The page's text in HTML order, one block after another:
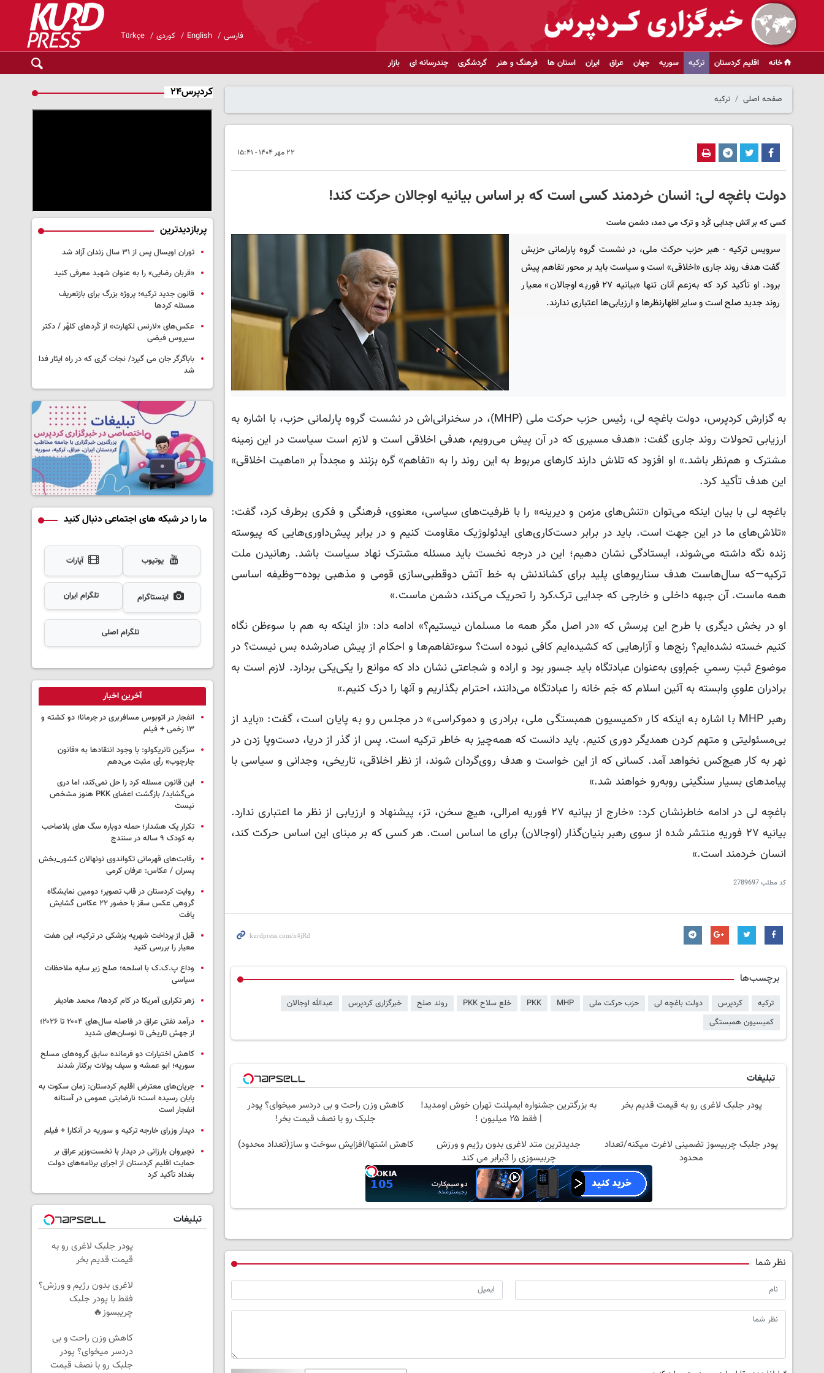
فارسی English کوردی Türkçe
خانه اقلیم کردستان ترکیه سوریه جهان عراق ایران استان ها فرهنگ و هنر گردشگری چندرسانه ای بازار
صفحه اصلی ترکیه
۲۲ مهر ۱۴۰۴ - ۱۵:۴۱
دولت باغچه لی: انسان خردمند کسی است که بر اساس بیانیه اوجالان حرکت کند!
کسی که بر آتش جدایی کُرد و ترک می دمد، دشمن ماست
سرویس ترکیه - هبر حزب حرکت ملی، در نشست گروه پارلمانی حزبش
گفت هدف روند جاری «اخلاقی» است و سیاست باید بر محور تفاهم پیش
برود. او تأکید کرد که به‌زعم آنان تنها «بیانیه ۲۷ فوریه اوجالان» معیار
روند جدید صلح است و سایر اظهارنظرها و ارزیابی‌ها اعتباری ندارند.
به گزارش کردپرس، دولت باغچه لی، رئیس حزب حرکت ملی (MHP)، در سخنرانی‌اش در نشست گروه پارلمانی حزب، با اشاره به
ارزیابی تحولات روند جاری گفت: «هدف مسیری که در آن پیش می‌رویم، هدفی اخلاقی است و لازم است سیاست در این زمینه
مشترک و هم‌نظر باشد.» او افزود که تلاش دارند کارهای مربوط به این روند را به «تفاهم» گره بزنند و مجدداً بر «ماهیت اخلاقی»
این هدف تأکید کرد.
باغچه لی با بیان اینکه می‌توان «تنش‌های مزمن و دیرینه» را با ظرفیت‌های سیاسی، معنوی، فرهنگی و فکری برطرف کرد، گفت:
«تلاش‌های ما در این جهت است. باید در برابر دست‌کاری‌های ایدئولوژیک مقاومت کنیم و در برابر پیش‌داوری‌هایی که پیوسته
زنده نگه داشته می‌شوند، ایستادگی نشان دهیم؛ این در درجه نخست باید مسئله مشترک نهاد سیاست باشد. رهانیدن ملت
ترکیه—که سال‌هاست هدف سناریوهای پلید برای کشاندنش به خط آتش دوقطبی‌سازی قومی و مذهبی بوده—وظیفه اساسی
همه ماست. آن جبهه داخلی و خارجی که جدایی ترک‌ـ‌کرد را تحریک می‌کند، دشمن ماست.»
او در بخش دیگری با طرح این پرسش که «در اصل مگر همه ما مسلمان نیستیم؟» ادامه داد: «از اینکه به هم با سوء‌ظن نگاه
کنیم خسته نشده‌ایم؟ رنج‌ها و آزارهایی که کشیده‌ایم کافی نبوده است؟ سوء‌تفاهم‌ها و احکام از پیش صادرشده بس نیست؟ در
موضوع ثبتِ رسمیِ جَم‌اِوی به‌عنوان عبادتگاه باید جسور بود و اراده و شجاعتی نشان داد که موانع را یکی‌یکی بردارد. لازم است به
برادران علویِ وابسته به آئین اسلام که جَم‌ خانه را عبادتگاه می‌دانند، احترام بگذاریم و آنها را درک کنیم.»
رهبر MHP با اشاره به اینکه کار «کمیسیون همبستگی ملی، برادری و دموکراسی» در مجلس رو به پایان است، گفت: «باید از
بی‌مسئولیتی و متهم‌ کردن همدیگر دوری کنیم. باید دانست که همه‌چیز به خاطر ترکیه است. پس از گذر از دریا، دست‌وپا زدن در
نهر به کار هیچ‌کس نخواهد آمد. کسانی که از این خواست و هدف روی‌گردان شوند، از نظر اخلاقی، تاریخی، وجدانی و سیاسی با
پیامدهای بسیار سنگینی روبه‌رو خواهند شد.»
باغچه لی در ادامه خاطرنشان کرد: «خارج از بیانیه ۲۷ فوریه امرالی، هیچ سخن، تز، پیشنهاد و ارزیابی از نظر ما اعتباری ندارد.
بیانیه ۲۷ فوریهِ منتشر شده از سوی رهبر بنیان‌گذار (اوجالان) برای ما اساس است. هر کسی که بر مبنای این اساس حرکت کند،
انسان خردمند است.»
کد مطلب2789697
برچسب‌ها
ترکیه کردپرس دولت باغچه لی حزب حرکت ملی MHP
PKK خلع سلاح PKK روند صلح خبرگزاری کردپرس
عبدالله اوجالان
کمیسیون همبستگی
تبلیغات
پودر جلبک لاغری رو به قیمت قدیم بخر
به بزرگترین جشنواره ایمپلنت تهران خوش اومدید!
| فقط ۲۵ میلیون !
کاهش وزن راحت و بی دردسر میخوای؟ پودر
جلبک رو با نصف قیمت بخر!
پودر جلبک چربیسوز تضمینی لاغرت میکنه/تعداد
محدود
جدیدترین متد لاغری بدون رژیم و ورزش
چربیسوزی را 3برابر می کند
کاهش اشتها/افزایش سوخت و ساز(تعداد محدود)
نظر شما
کردپرس۲۴
پربازدیدترین
توران اویسال پس از ۳۱ سال زندان آزاد شد
«قربان رضایی» را به عنوان شهید معرفی کنید
قانون جدید ترکیه؛ پروژه بزرگ‌ برای بازتعریف
مسئله کردها
عکس‌های «لارنس لکهارت» از کُردهای کلهُر / دکتر
سیروس فیضی
باباگرگر جان می گیرد/ نجات گری که در راه ایثار فدا
شد
ما را در شبکه های اجتماعی دنبال کنید
یوتیوب آپارات
اینستاگرام تلگرام ایران
تلگرام اصلی
آخرین اخبار
انفجار در اتوبوس مسافربری در جرمانا؛ دو کشته و
۱۳ زخمی + فیلم
سزگین تانریکولو: با وجود انتقادها به «قانون
چارچوب» رأی مثبت می‌دهم
این قانون مسئله کرد را حل نمی‌کند، اما دری
می‌گشاید/ بازگشت اعضای PKK هنوز مشخص
نیست
تکرار یک هشدار؛ حمله دوباره سگ های بلاصاحب
به کودک ۹ ساله در سنندج
رقابت‌های قهرمانی تکواندوی نونهالان کشور_بخش
پسران / عکاس: عرفان کرمی
روایت کردستان در قاب تصویر؛ دومین نمایشگاه
گروهی عکس سقز با حضور ۲۲ عکاس گشایش
یافت
قبل از پرداخت شهریه پزشکی در ترکیه، این هفت
معیار را بررسی کنید
وداع پ.ک.ک با اسلحه؛ صلح زیر سایه ملاحظات
سیاسی
زهر تکراری آمریکا در کام کردها/ محمد هادیفر
درآمد نفتی عراق در فاصله سال‌های ۲۰۰۴ تا ۲۰۲۶؛
از جهش تاریخی تا نوسان‌های شدید
کاهش اختیارات دو فرمانده سابق گروه‌های مسلح
سوریه؛ ابو عمشه و سیف پولات برکنار شدند
جریان‌های معترض اقلیم کردستان: زمان سکوت به
پایان رسیده است؛ نارضایتی عمومی در آستانه
انفجار است
دیدار وزرای خارجه ترکیه و سوریه در آنکارا + فیلم
نچیروان بارزانی در دیدار با نخست‌وزیر عراق بر
حمایت اقلیم کردستان از اجرای برنامه‌های دولت
بغداد تأکید کرد
تبلیغات
پودر جلبک لاغری رو به
قیمت قدیم بخر
لاغری بدون رژیم و ورزش؟
فقط با پودر جلبک
چریبسوز🔥
کاهش وزن راحت و بی
دردسر میخوای؟ پودر
جلبک رو با نصف قیمت